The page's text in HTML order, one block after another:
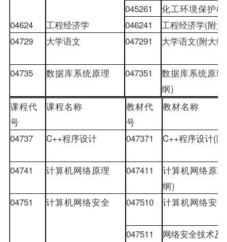
045261
化工环境保护
04624
工程经济学 046241 工程经济学(附
04729
大学语文 047291 大学语文(附大纲
04735 数据库系统原理 047351 数据库系统原理
纲)
课程代
号
课程名称 教材代
号
教材名称
04737 C++程序设计 047371 C++程序设计(
04741 计算机网络原理 047411 计算机网络原理
纲)
04751
计算机网络安全 047510 计算机网络安
047511
网络安全技术及